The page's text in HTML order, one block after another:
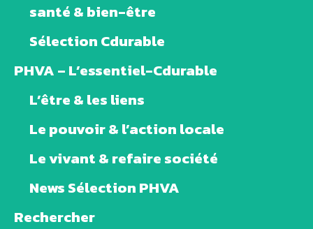
santé & bien-être
Sélection Cdurable
PHVA – L’essentiel-Cdurable
L’être & les liens
Le pouvoir & l’action locale
Le vivant & refaire société
News Sélection PHVA
Rechercher